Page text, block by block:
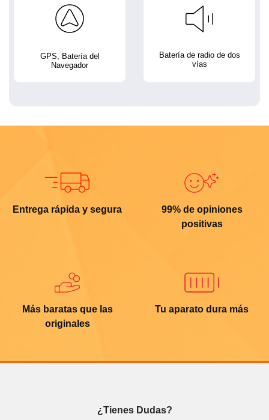
GPS, Batería del
Navegador
Batería de radio de dos
vías
Entrega rápida y segura
99% de opiniones
positivas
Más baratas que las
originales
Tu aparato dura más
¿Tienes Dudas?